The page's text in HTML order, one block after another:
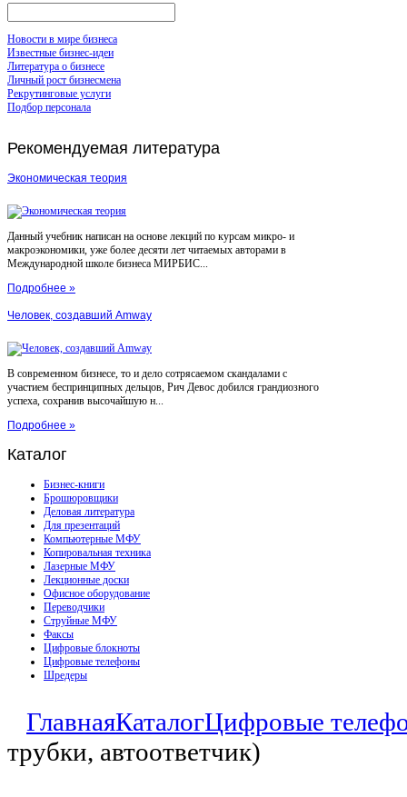
Новости в мире бизнеса
Известные бизнес-идеи
Литература о бизнесе
Личный рост бизнесмена
Рекрутинговые услуги
Подбор персонала
Рекомендуемая литература
Экономическая теория
Данный учебник написан на основе лекций по курсам микро- и
макроэкономики, уже более десяти лет читаемых авторами в
Международной школе бизнеса МИРБИС...
Подробнее »
Человек, создавший Amway
В современном бизнесе, то и дело сотрясаемом скандалами с
участием беспринципных дельцов, Рич Девос добился грандиозного
успеха, сохранив высочайшую н...
Подробнее »
Каталог
Бизнес-книги
Брошюровщики
Деловая литература
Для презентаций
Компьютерные МФУ
Копировальная техника
Лазерные МФУ
Лекционные доски
Офисное оборудование
Переводчики
Струйные МФУ
Факсы
Цифровые блокноты
Цифровые телефоны
Шредеры
ГлавнаяКаталогЦифровые
трубки, автоответчик)